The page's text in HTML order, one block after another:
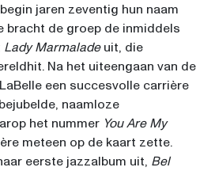
jaren zeventig hun naam
bracht de groep de inmiddels
Lady Marmalade uit, die
Na het uiteengaan van de
een succesvolle carrière
naamloze
het nummer You Are My
meteen op de kaart zette.
eerste jazzalbum uit, Bel